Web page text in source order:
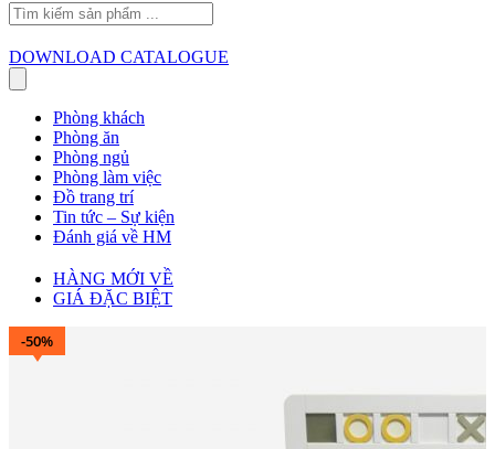
Search
for:
DOWNLOAD CATALOGUE
Phòng khách
Phòng ăn
Phòng ngủ
Phòng làm việc
Đồ trang trí
Tin tức – Sự kiện
Đánh giá về HM
HÀNG MỚI VỀ
GIÁ ĐẶC BIỆT
-50%